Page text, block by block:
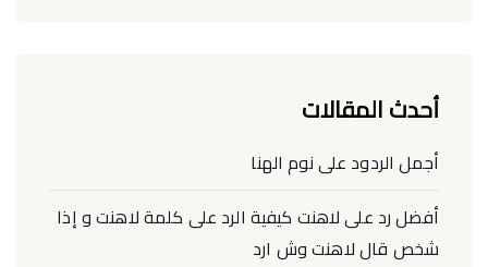
أحدث المقالات
أجمل الردود على نوم الهنا
أفضل رد على لاهنت كيفية الرد على كلمة لاهنت و إذا
شخص قال لاهنت وش ارد